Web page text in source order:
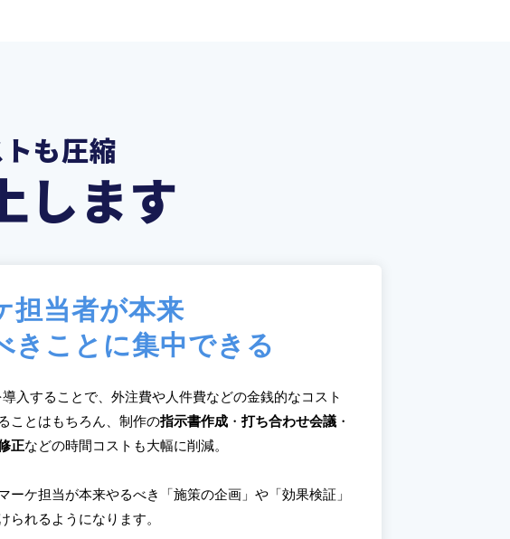
も圧縮
します
担当者が本来
きことに集中できる
入することで、外注費や人件費などの金銭的なコスト
ことはもちろん、制作の指示書作成 ・打ち合わせ会議 ・
正などの時間コストも大幅に削減。
ーケ担当が本来やるべき「施策の企画」や「効果検証」
られるようになります。